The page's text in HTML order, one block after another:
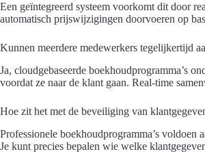
Een geïntegreerd systeem voorkomt dit door
automatisch prijswijzigingen doorvoeren op
Kunnen meerdere medewerkers tegelijkertijd
Ja, cloudgebaseerde boekhoudprogramma’s
voordat ze naar de klant gaan. Real-time
Hoe zit het met de beveiliging van
Professionele boekhoudprogramma’s
Je kunt precies bepalen wie welke